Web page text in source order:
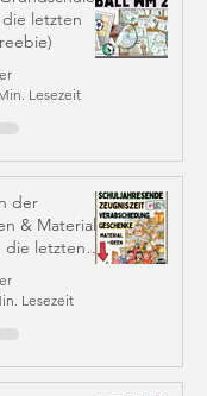
letzten
Lesezeit
der
& Material
die letzten
Lesezeit